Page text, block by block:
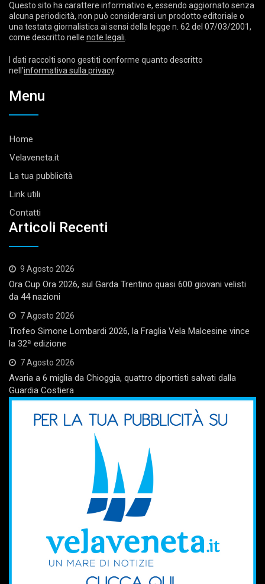
Questo sito ha carattere informativo e, essendo aggiornato senza
alcuna periodicità, non può considerarsi un prodotto editoriale o
una testata giornalistica ai sensi della legge n. 62 del 07/03/2001,
come descritto nelle note legali
I dati raccolti sono gestiti conforme quanto descritto
nell’informativa sulla privacy.
Menu
Home
Velaveneta.it
La tua pubblicità
Link utili
Contatti
Articoli Recenti
9 Agosto 2026
Ora Cup Ora 2026, sul Garda Trentino quasi 600 giovani velisti
da 44 nazioni
7 Agosto 2026
Trofeo Simone Lombardi 2026, la Fraglia Vela Malcesine vince
la 32ª edizione
7 Agosto 2026
Avaria a 6 miglia da Chioggia, quattro diportisti salvati dalla
Guardia Costiera